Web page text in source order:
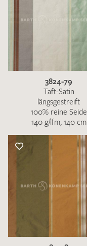
3824-79
Taft-Satin
längsgestreift
100% reine Seide
140 g/lfm, 140 cm